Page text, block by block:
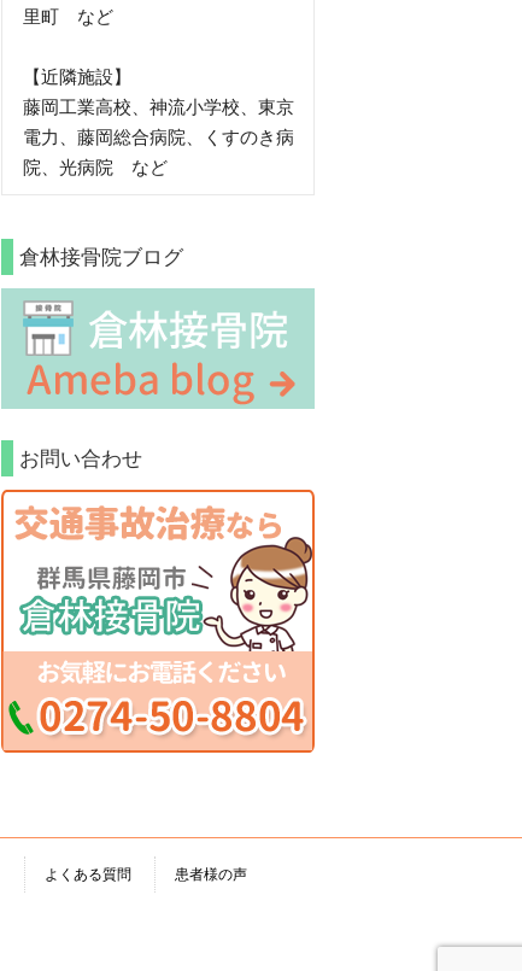
里町 など
【近隣施設】
藤岡工業高校、神流小学校、東京
電力、藤岡総合病院、くすのき病
院、光病院 など
倉林接骨院ブログ
お問い合わせ
よくある質問 患者様の声